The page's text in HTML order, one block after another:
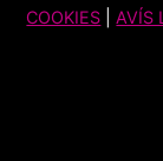
COOKIES |AVÍS